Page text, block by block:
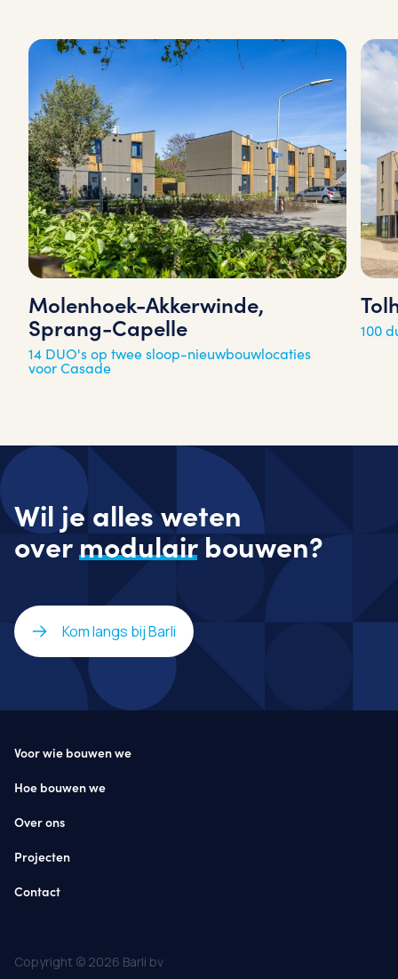
Molenhoek-Akkerwinde,
Sprang-Capelle
14 DUO's op twee sloop-nieuwbouwlocaties
voor Casade
100
Wil je alles weten
overmodulairbouwen?
Kom langs bij Barli
Voor wie bouwen we
Hoe bouwen we
Over ons
Projecten
Contact
Copyright © 2026 Barli bv